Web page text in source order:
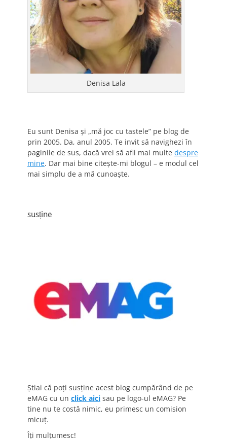
Denisa Lala
Eu sunt Denisa și „mă joc cu tastele” pe blog de
prin 2005. Da, anul 2005. Te invit să navighezi în
paginile de sus, dacă vrei să afli mai multe despre
mine. Dar mai bine citește-mi blogul – e modul cel
mai simplu de a mă cunoaște.
susține
Știai că poți susține acest blog cumpărând de pe
eMAG cu un click aici sau pe logo-ul eMAG? Pe
tine nu te costă nimic, eu primesc un comision
micuț.
Îți mulțumesc!